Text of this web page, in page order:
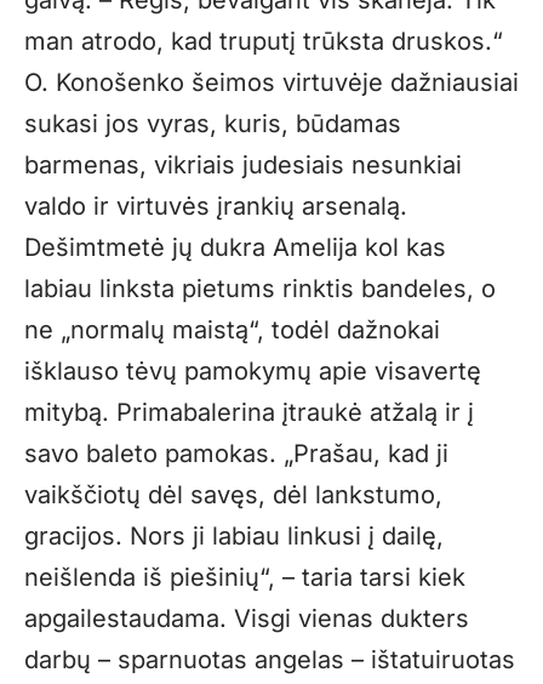
man atrodo, kad truputį trūksta druskos.“
O. Konošenko šeimos virtuvėje dažniausiai
sukasi jos vyras, kuris, būdamas
barmenas, vikriais judesiais nesunkiai
valdo ir virtuvės įrankių arsenalą.
Dešimtmetė jų dukra Amelija kol kas
labiau linksta pietums rinktis bandeles, o
ne „normalų maistą“, todėl dažnokai
išklauso tėvų pamokymų apie visavertę
mitybą. Primabalerina įtraukė atžalą ir į
savo baleto pamokas. „Prašau, kad ji
vaikščiotų dėl savęs, dėl lankstumo,
gracijos. Nors ji labiau linkusi į dailę,
neišlenda iš piešinių“, – taria tarsi kiek
apgailestaudama. Visgi vienas dukters
darbų – sparnuotas angelas – ištatuiruotas